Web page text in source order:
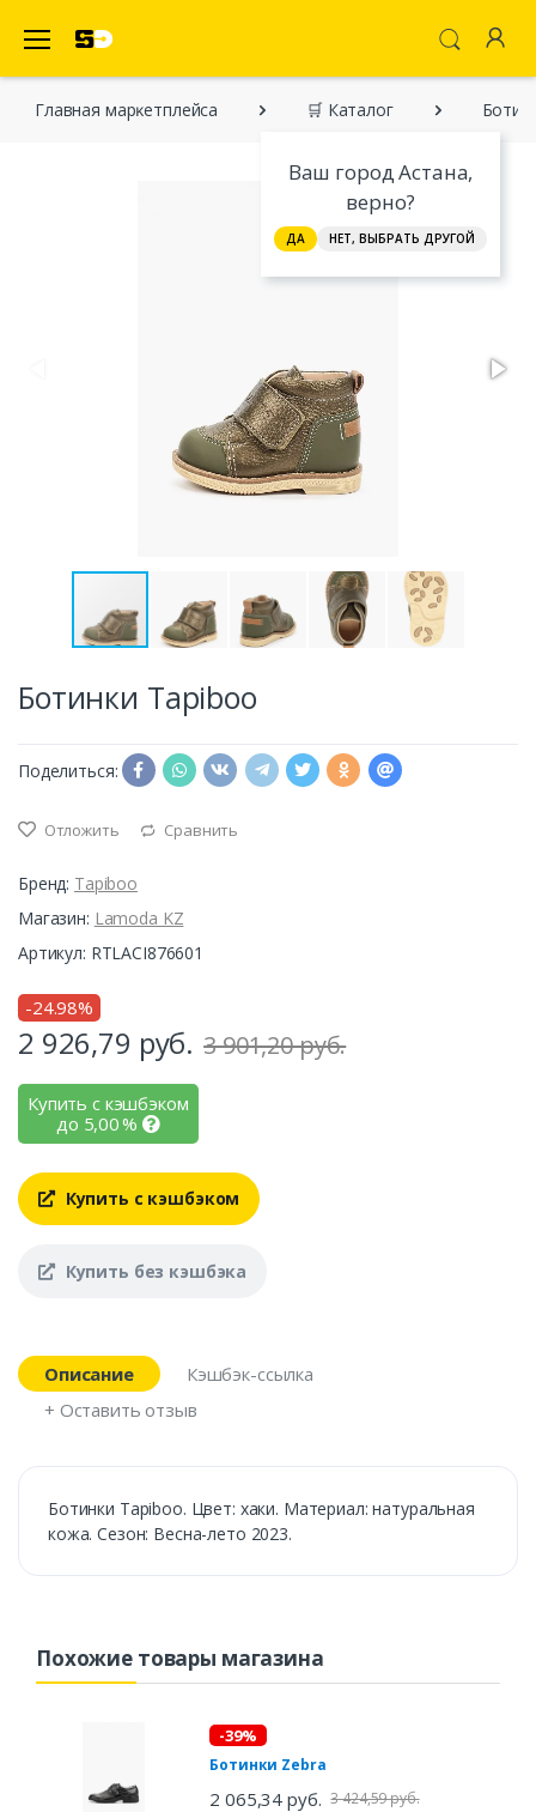
Ваш город Астана,
верно?
ДА НЕТ, ВЫБРАТЬ ДРУГОЙ
Главная марĸетплейса 🛒 Каталог
Ботинки Tapiboo
Поделиться:
Отложить Сравнить
Бренд: Tapiboo
Магазин: Lamoda KZ
Артикул: RTLACI876601
-24.98%
2 926,79 руб. 3 901,20 руб.
Купить с кэшбэком
до 5,00%
Купить с кэшбэком
Купить без кэшбэка
Описание
Кэшбэк-ссылка
+ Оставить отзыв
Ботинки Tapiboo. Цвет: хаки. Материал: натуральная
кожа. Сезон: Весна-лето 2023.
Похожие товары магазина
-39%
Ботинки Zebra
2 065,34 руб. 3 424,59 руб.